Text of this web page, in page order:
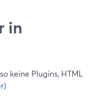
in
keine Plugins, HTML
)